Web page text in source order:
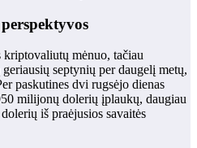
kriptovaliutų mėnuo, tačiau
septynių per daugelį metų,
paskutines dvi rugsėjo dienas
milijonų dolerių įplaukų, daugiau
iš praėjusios savaitės